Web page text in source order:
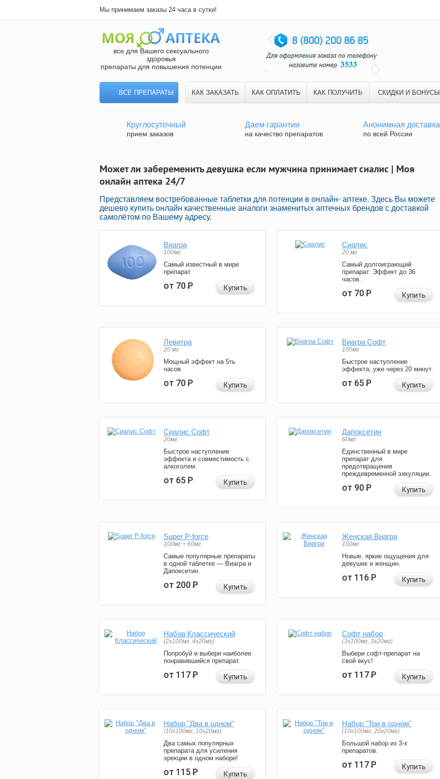
Мы принимаем заказы 24 часа в сутки!
все для Вашего сексуального
здоровья
препараты для повышения потенции
ВСЕ ПРЕПАРАТЫ КАК ЗАКАЗАТЬ КАК ОПЛАТИТЬ КАК ПОЛУЧИТЬ СКИДКИ И БОНУСЫ
Круглосуточный
прием заказов
Даем гарантии
на качество препаратов
Анонимная доставка
по всей России
Может ли забеременить девушка если мужчина принимает сиалис | Моя
онлайн аптека 24/7
Представляем востребованные таблетки для потенции в онлайн- аптеке. Здесь Вы можете
дешево купить онлайн качественные аналоги знаменитых аптечных брендов с доставкой
самолётом по Вашему адресу.
Виагра
100мг
Самый известный в мире
препарат
от 70Р Купить
Сиалис
20 мг
Самый долгоиграющий
препарат. Эффект до 36
часов.
от 70Р Купить
Левитра
20 мг
Мощный эффект на 5ть
часов.
от 70Р Купить
Виагра Софт
100мг
Быстрое наступление
эффекта, уже через 20 минут.
от 65Р Купить
Сиалис Софт
20мг
Быстрое наступление
эффекта и совместимость с
алкоголем.
от 65Р Купить
Дапоксетин
60мг
Единственный в мире
препарат для
предотвращения
преждевременной эякуляции.
от 90Р Купить
Super P-force
100мг + 60мг
Самые популярные препараты
в одной таблетке — Виагра и
Дапоксетин.
от 200Р Купить
Женская Виагра
100мг
Новые, яркие ощущения для
девушек и женщин.
от 116Р Купить
Набор Классический
(2x100мг, 4x20мг)
Попробуй и выбери наиболее
понравившийся препарат.
от 117Р Купить
Софт набор
(3x100мг, 3x20мг)
Выбери софт-препарат на
свой вкус!
от 117Р Купить
Набор "Два в одном"
(10x100мг, 10x20мг)
Два самых популярных
препарата для усиления
эрекции в одном наборе!
от 115Р Купить
Набор "Три в одном"
(10x100мг, 20x20мг)
Большой набор из 3-х
препаратов.
от 117Р Купить